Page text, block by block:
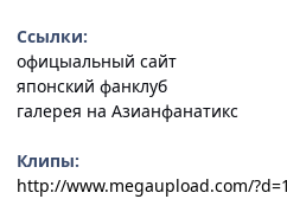
Ссылки:
офицыальный сайт
японский фанклуб
галерея на Азианфанатикс
Клипы:
http://www.megaupload.com/